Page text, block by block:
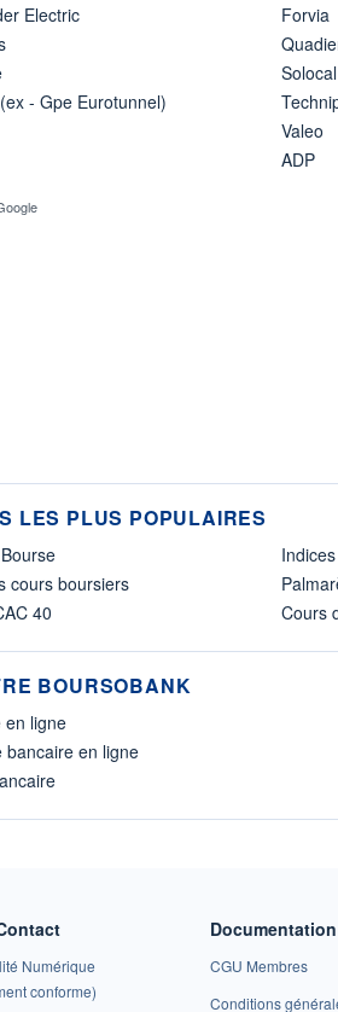
Electric
- Gpe Eurotunnel)
Forvia
Solocal
Valeo
ADP
LES PLUS POPULAIRES
cours boursiers
40
Cours
BOURSOBANK
en ligne
bancaire en ligne
Numérique
conforme)
CGU Membres
Conditions